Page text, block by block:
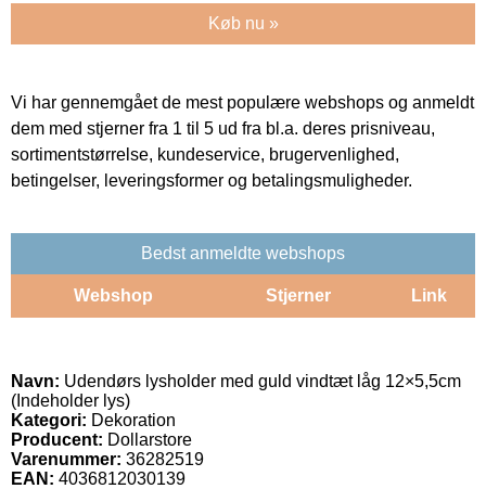
Køb nu »
Vi har gennemgået de mest populære webshops og anmeldt
dem med stjerner fra 1 til 5 ud fra bl.a. deres prisniveau,
sortimentstørrelse, kundeservice, brugervenlighed,
betingelser, leveringsformer og betalingsmuligheder.
Bedst anmeldte webshops
Webshop Stjerner Link
Navn: Udendørs lysholder med guld vindtæt låg 12×5,5cm
(Indeholder lys)
Kategori: Dekoration
Producent: Dollarstore
Varenummer: 36282519
EAN: 4036812030139